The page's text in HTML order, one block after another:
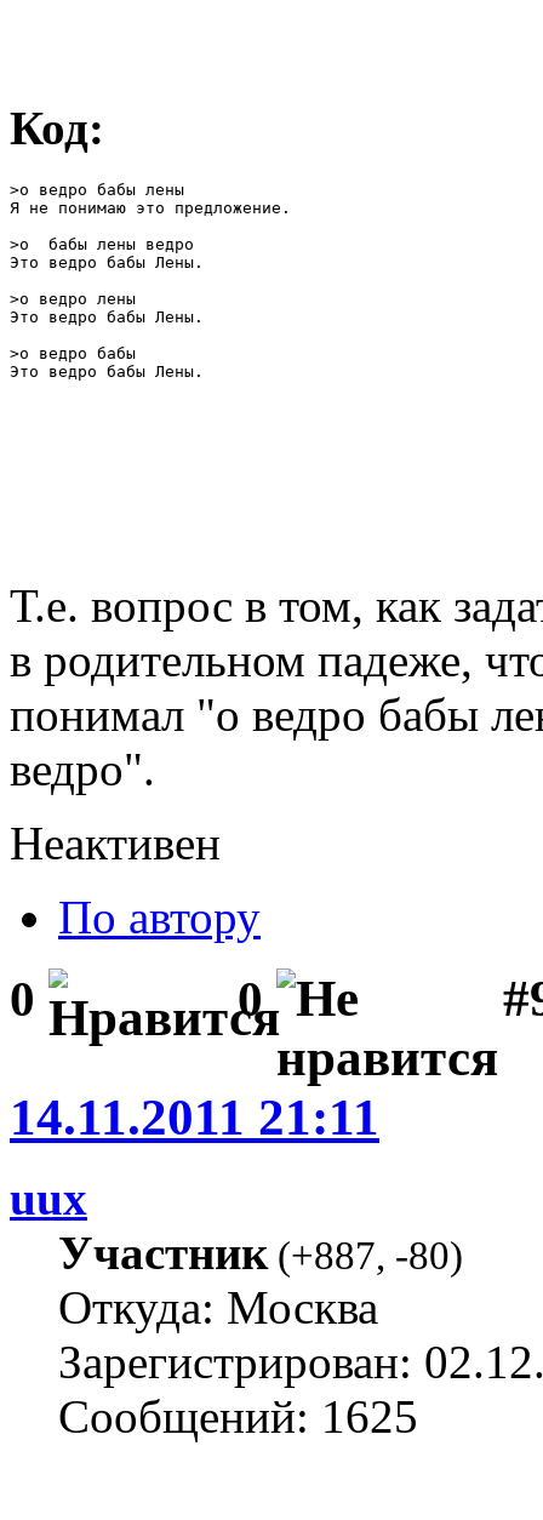
Код:
>о ведро бабы лены
Я не понимаю это предложение.
>о  бабы лены ведро
Это ведро бабы Лены.
>о ведро лены
Это ведро бабы Лены.
>о ведро бабы
Это ведро бабы Лены.
Т.е. вопрос в том, как
в родительном падеже,
понимал "о ведро бабы
ведро".
Неактивен
По автору
0 0
14.11.2011 21:11
uux
Участник(+887, -80)
Откуда: Москва
Зарегистрирован:
Сообщений: 1625